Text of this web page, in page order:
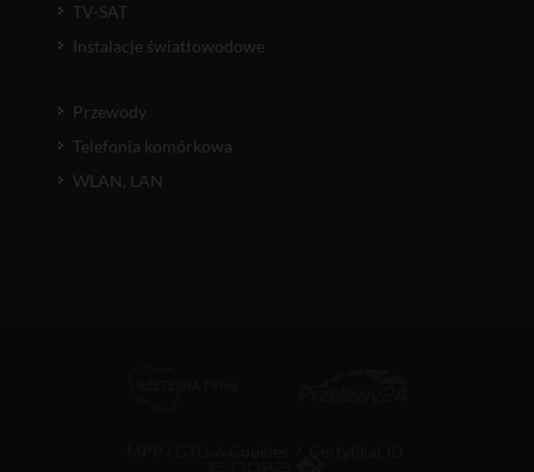
TV-SAT
Instalacje światłowodowe
Przewody
Telefonia komórkowa
WLAN, LAN